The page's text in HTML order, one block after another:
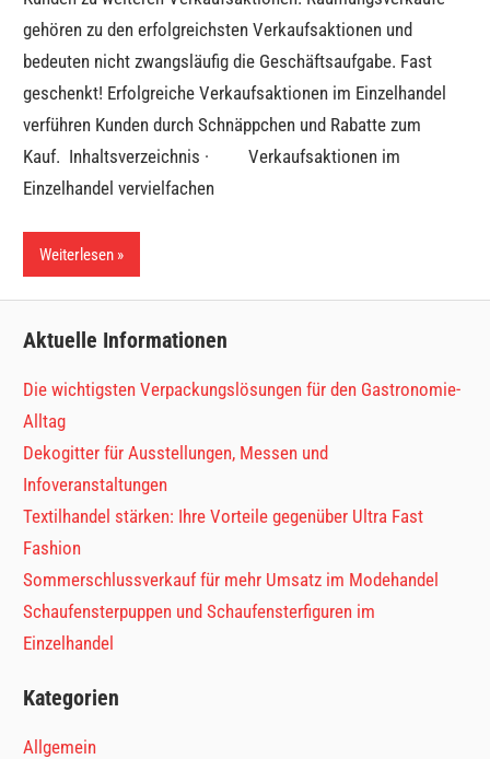
gehören zu den erfolgreichsten Verkaufsaktionen und
bedeuten nicht zwangsläufig die Geschäftsaufgabe. Fast
geschenkt! Erfolgreiche Verkaufsaktionen im Einzelhandel
verführen Kunden durch Schnäppchen und Rabatte zum
Kauf. Inhaltsverzeichnis · Verkaufsaktionen im
Einzelhandel vervielfachen
Weiterlesen
Aktuelle Informationen
Die wichtigsten Verpackungslösungen für den Gastronomie-
Alltag
Dekogitter für Ausstellungen, Messen und
Infoveranstaltungen
Textilhandel stärken: Ihre Vorteile gegenüber Ultra Fast
Fashion
Sommerschlussverkauf für mehr Umsatz im Modehandel
Schaufensterpuppen und Schaufensterfiguren im
Einzelhandel
Kategorien
Allgemein